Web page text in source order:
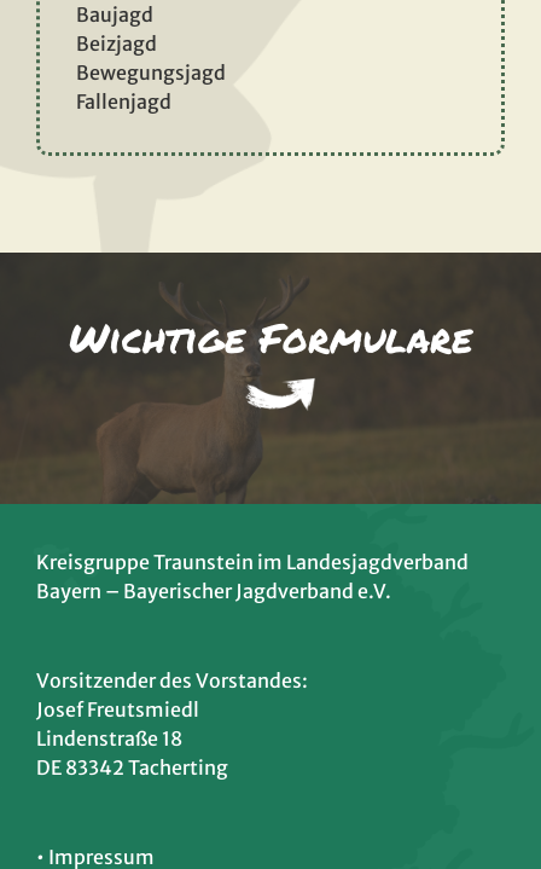
Baujagd
Beizjagd
Bewegungsjagd
Fallenjagd
Wichtige Formulare
Kreisgruppe Traunstein im Landesjagdverband
Bayern – Bayerischer Jagdverband e.V.
Vorsitzender des Vorstandes:
Josef Freutsmiedl
Lindenstraße 18
DE 83342 Tacherting
• Impressum